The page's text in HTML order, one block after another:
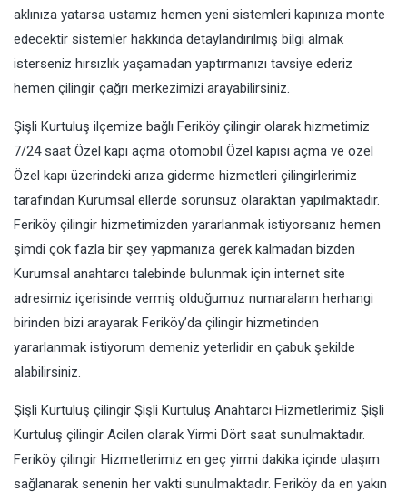
aklınıza yatarsa ustamız hemen yeni sistemleri kapınıza monte
edecektir sistemler hakkında detaylandırılmış bilgi almak
isterseniz hırsızlık yaşamadan yaptırmanızı tavsiye ederiz
hemen çilingir çağrı merkezimizi arayabilirsiniz.
Şişli Kurtuluş ilçemize bağlı Feriköy çilingir olarak hizmetimiz
7/24 saat Özel kapı açma otomobil Özel kapısı açma ve özel
Özel kapı üzerindeki arıza giderme hizmetleri çilingirlerimiz
tarafından Kurumsal ellerde sorunsuz olaraktan yapılmaktadır.
Feriköy çilingir hizmetimizden yararlanmak istiyorsanız hemen
şimdi çok fazla bir şey yapmanıza gerek kalmadan bizden
Kurumsal anahtarcı talebinde bulunmak için internet site
adresimiz içerisinde vermiş olduğumuz numaraların herhangi
birinden bizi arayarak Feriköy’da çilingir hizmetinden
yararlanmak istiyorum demeniz yeterlidir en çabuk şekilde
alabilirsiniz.
Şişli Kurtuluş çilingir Şişli Kurtuluş Anahtarcı Hizmetlerimiz Şişli
Kurtuluş çilingir Acilen olarak Yirmi Dört saat sunulmaktadır.
Feriköy çilingir Hizmetlerimiz en geç yirmi dakika içinde ulaşım
sağlanarak senenin her vakti sunulmaktadır. Feriköy da en yakın